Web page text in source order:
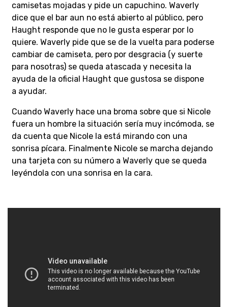
camisetas mojadas y pide un capuchino. Waverly
dice que el bar aun no está abierto al público, pero
Haught responde que no le gusta esperar por lo
quiere. Waverly pide que se de la vuelta para poderse
cambiar de camiseta, pero por desgracia (y suerte
para nosotras) se queda atascada y necesita la
ayuda de la oficial Haught que gustosa se dispone
a ayudar.
Cuando Waverly hace una broma sobre que si Nicole
fuera un hombre la situación sería muy incómoda, se
da cuenta que Nicole la está mirando con una
sonrisa pícara. Finalmente Nicole se marcha dejando
una tarjeta con su número a Waverly que se queda
leyéndola con una sonrisa en la cara.